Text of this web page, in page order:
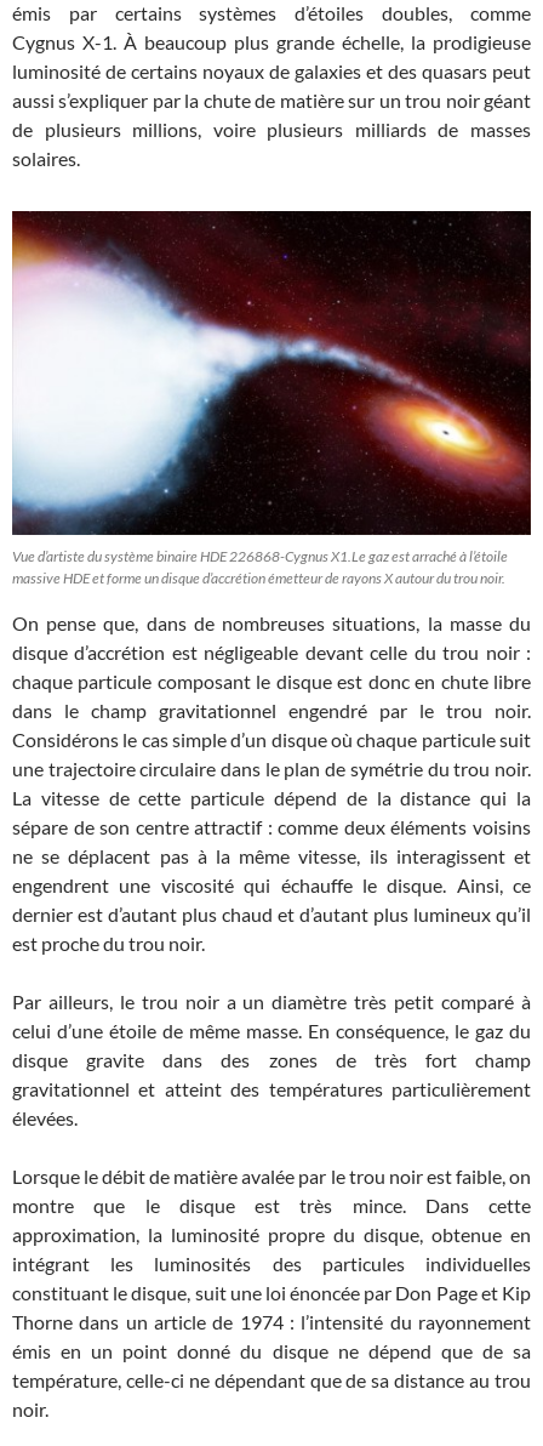
émis par certains systèmes d’étoiles doubles, comme
Cygnus X-1. À beaucoup plus grande échelle, la prodigieuse
luminosité de certains noyaux de galaxies et des quasars peut
aussi s’expliquer par la chute de matière sur un trou noir géant
de plusieurs millions, voire plusieurs milliards de masses
solaires.
Vue d’artiste du système binaire HDE 226868-Cygnus X1.Le gaz est arraché à l’étoile
massive HDE et forme un disque d’accrétion émetteur de rayons X autour du trou noir.
On pense que, dans de nombreuses situations, la masse du
disque d’accrétion est négligeable devant celle du trou noir :
chaque particule composant le disque est donc en chute libre
dans le champ gravitationnel engendré par le trou noir.
Considérons le cas simple d’un disque où chaque particule suit
une trajectoire circulaire dans le plan de symétrie du trou noir.
La vitesse de cette particule dépend de la distance qui la
sépare de son centre attractif : comme deux éléments voisins
ne se déplacent pas à la même vitesse, ils interagissent et
engendrent une viscosité qui échauffe le disque. Ainsi, ce
dernier est d’autant plus chaud et d’autant plus lumineux qu’il
est proche du trou noir.
Par ailleurs, le trou noir a un diamètre très petit comparé à
celui d’une étoile de même masse. En conséquence, le gaz du
disque gravite dans des zones de très fort champ
gravitationnel et atteint des températures particulièrement
élevées.
Lorsque le débit de matière avalée par le trou noir est faible, on
montre que le disque est très mince. Dans cette
approximation, la luminosité propre du disque, obtenue en
intégrant les luminosités des particules individuelles
constituant le disque, suit une loi énoncée par Don Page et Kip
Thorne dans un article de 1974 : l’intensité du rayonnement
émis en un point donné du disque ne dépend que de sa
température, celle-ci ne dépendant que de sa distance au trou
noir.